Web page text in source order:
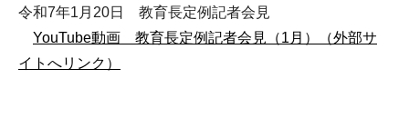
令和7年1月20日 教育長定例記者会見
YouTube動画 教育長定例記者会見（1月）（外部サ
イトへリンク）